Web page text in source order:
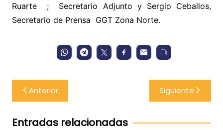
Ruarte ; Secretario Adjunto y Sergio Ceballos,
Secretario de Prensa GGT Zona Norte.
Navegación
de
entradas
Anterior Siguiente
Entradas relacionadas